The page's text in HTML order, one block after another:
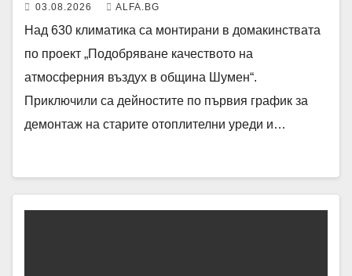
03.08.2026 ALFA.BG
Над 630 климатика са монтирани в домакинствата
по проект „Подобряване качеството на
атмосферния въздух в община Шумен“.
Приключили са дейностите по първия график за
демонтаж на старите отоплителни уреди и…